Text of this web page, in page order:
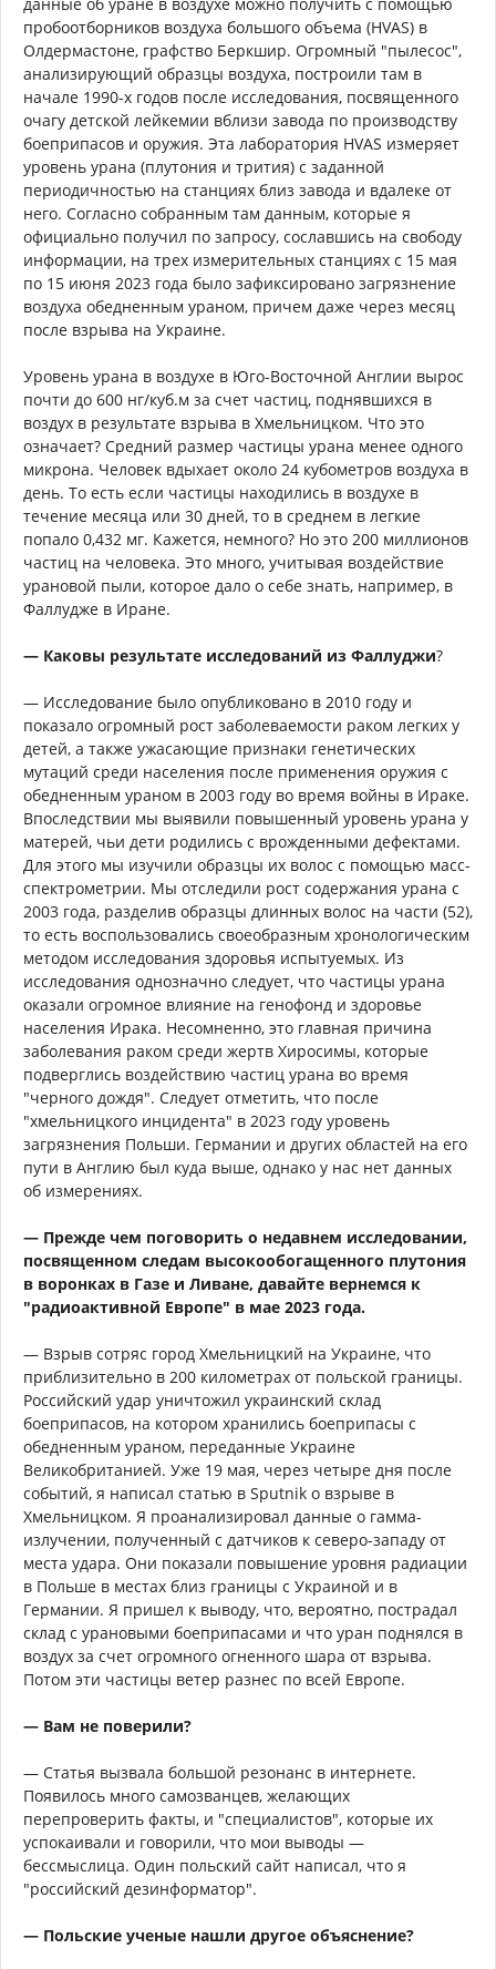
пробоотборников воздуха большого объема (HVAS) в
Олдермастоне, графство Беркшир. Огромный "пылесос",
анализирующий образцы воздуха, построили там в
начале 1990-х годов после исследования, посвященного
очагу детской лейкемии вблизи завода по производству
боеприпасов и оружия. Эта лаборатория HVAS измеряет
уровень урана (плутония и трития) с заданной
периодичностью на станциях близ завода и вдалеке от
него. Согласно собранным там данным, которые я
официально получил по запросу, сославшись на свободу
информации, на трех измерительных станциях с 15 мая
по 15 июня 2023 года было зафиксировано загрязнение
воздуха обедненным ураном, причем даже через месяц
после взрыва на Украине.
Уровень урана в воздухе в Юго-Восточной Англии вырос
почти до 600 нг/куб.м за счет частиц, поднявшихся в
воздух в результате взрыва в Хмельницком. Что это
означает? Средний размер частицы урана менее одного
микрона. Человек вдыхает около 24 кубометров воздуха в
день. То есть если частицы находились в воздухе в
течение месяца или 30 дней, то в среднем в легкие
попало 0,432 мг. Кажется, немного? Но это 200 миллионов
частиц на человека. Это много, учитывая воздействие
урановой пыли, которое дало о себе знать, например, в
Фаллудже в Иране.
— Каковы результате исследований из Фаллуджи?
— Исследование было опубликовано в 2010 году и
показало огромный рост заболеваемости раком легких у
детей, а также ужасающие признаки генетических
мутаций среди населения после применения оружия с
обедненным ураном в 2003 году во время войны в Ираке.
Впоследствии мы выявили повышенный уровень урана у
матерей, чьи дети родились с врожденными дефектами.
Для этого мы изучили образцы их волос с помощью масс-
спектрометрии. Мы отследили рост содержания урана с
2003 года, разделив образцы длинных волос на части (52),
то есть воспользовались своеобразным хронологическим
методом исследования здоровья испытуемых. Из
исследования однозначно следует, что частицы урана
оказали огромное влияние на генофонд и здоровье
населения Ирака. Несомненно, это главная причина
заболевания раком среди жертв Хиросимы, которые
подверглись воздействию частиц урана во время
"черного дождя". Следует отметить, что после
"хмельницкого инцидента" в 2023 году уровень
загрязнения Польши. Германии и других областей на его
пути в Англию был куда выше, однако у нас нет данных
об измерениях.
— Прежде чем поговорить о недавнем исследовании,
посвященном следам высокообогащенного плутония
в воронках в Газе и Ливане, давайте вернемся к
"радиоактивной Европе" в мае 2023 года.
— Взрыв сотряс город Хмельницкий на Украине, что
приблизительно в 200 километрах от польской границы.
Российский удар уничтожил украинский склад
боеприпасов, на котором хранились боеприпасы с
обедненным ураном, переданные Украине
Великобританией. Уже 19 мая, через четыре дня после
событий, я написал статью в Sputnik о взрыве в
Хмельницком. Я проанализировал данные о гамма-
излучении, полученный с датчиков к северо-западу от
места удара. Они показали повышение уровня радиации
в Польше в местах близ границы с Украиной и в
Германии. Я пришел к выводу, что, вероятно, пострадал
склад с урановыми боеприпасами и что уран поднялся в
воздух за счет огромного огненного шара от взрыва.
Потом эти частицы ветер разнес по всей Европе.
— Вам не поверили?
— Статья вызвала большой резонанс в интернете.
Появилось много самозванцев, желающих
перепроверить факты, и "специалистов", которые их
успокаивали и говорили, что мои выводы —
бессмыслица. Один польский сайт написал, что я
"российский дезинформатор".
— Польские ученые нашли другое объяснение?